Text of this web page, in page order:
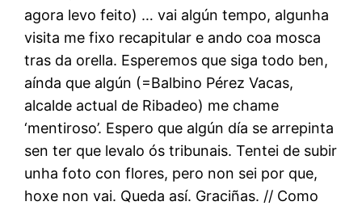
agora levo feito) … vai algún tempo, algunha
visita me fixo recapitular e ando coa mosca
tras da orella. Esperemos que siga todo ben,
aínda que algún (=Balbino Pérez Vacas,
alcalde actual de Ribadeo) me chame
‘mentiroso’. Espero que algún día se arrepinta
sen ter que levalo ós tribunais. Tentei de subir
unha foto con flores, pero non sei por que,
hoxe non vai. Queda así. Graciñas. // Como